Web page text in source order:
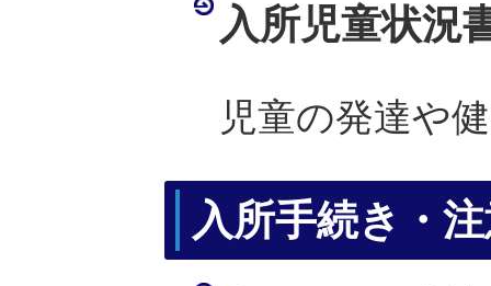
入所児童状況
児童の発達や
入所手続き・